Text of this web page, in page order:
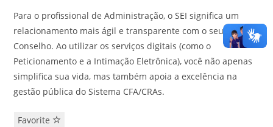
Para o profissional de Administração, o SEI significa um
relacionamento mais ágil e transparente com o seu
Conselho. Ao utilizar os serviços digitais (como o
Peticionamento e a Intimação Eletrônica), você não apenas
simplifica sua vida, mas também apoia a excelência na
gestão pública do Sistema CFA/CRAs.
Favorite